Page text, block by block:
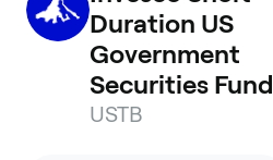
Duration US
Government
Securities Fund
USTB